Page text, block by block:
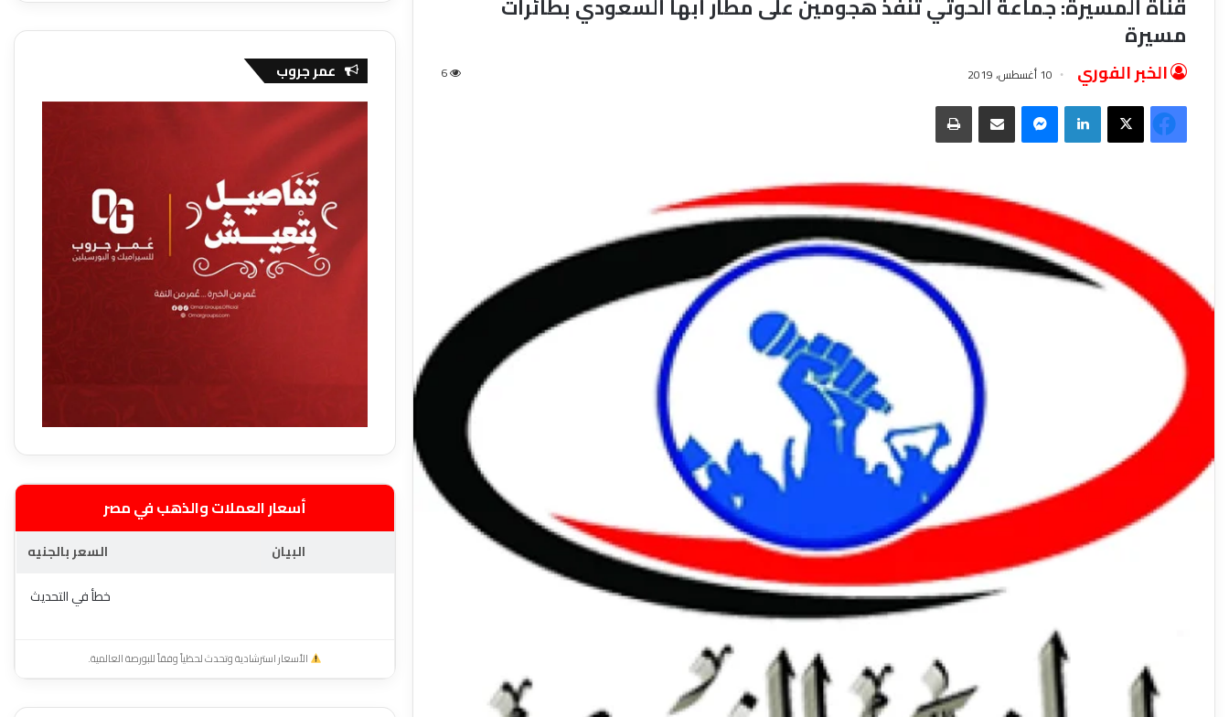
مسيرة
الخبر الفوري 10 أغسطس، 2019 6
فيسبوك‫X لينكدإن ماسنجر مشاركة عبر البريد طباعة
عمر جروب
أسعار العملات والذهب في مصر
البيان
السعر بالجنيه
خطأ في التحديث
الأسعار استرشادية وتحدث لحظياً وفقاً للبورصة العالمية.